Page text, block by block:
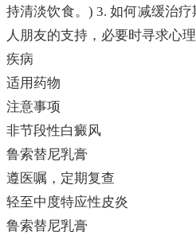
持清淡饮食。) 3. 如何减缓治
人朋友的支持，必要时寻求心
疾病
适用药物
注意事项
非节段性白癜风
鲁索替尼乳膏
遵医嘱，定期复查
轻至中度特应性皮炎
鲁索替尼乳膏